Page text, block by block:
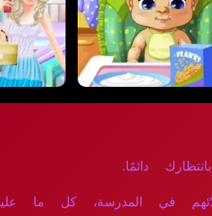
دائمًا.
في المدرسة، كل ما